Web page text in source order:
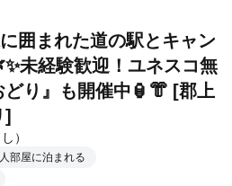
囲まれた道の駅とキャン
未経験歓迎！ユネスコ無
り』も開催中🏮👘 [郡上
）
部屋に泊まれる